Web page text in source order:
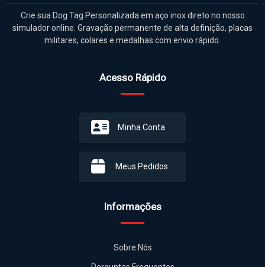
Acesso Rápido
Meus Pedidos
Informações